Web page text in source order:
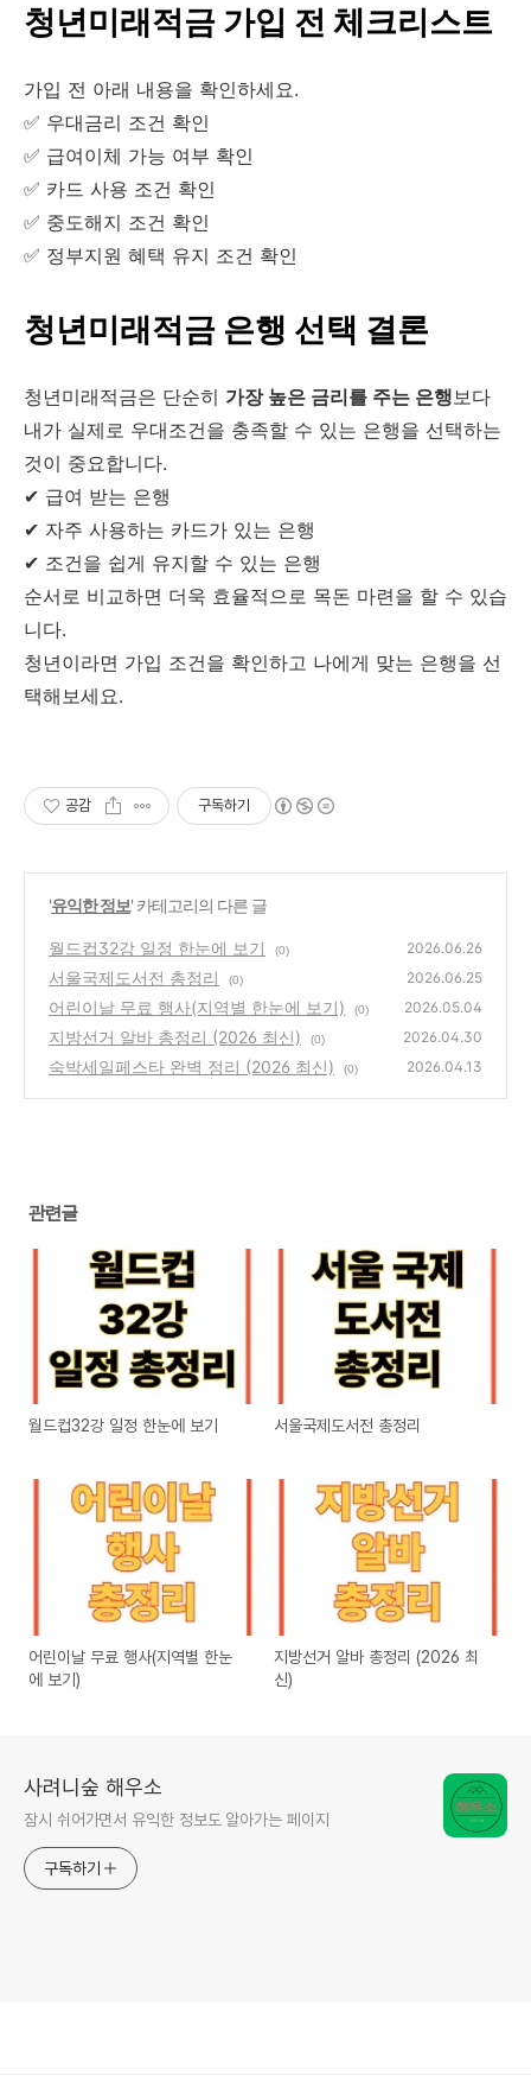
청년미래적금 가입 전 체크리스트
가입 전 아래 내용을 확인하세요.
✅ 우대금리 조건 확인
✅ 급여이체 가능 여부 확인
✅ 카드 사용 조건 확인
✅ 중도해지 조건 확인
✅ 정부지원 혜택 유지 조건 확인
청년미래적금 은행 선택 결론
청년미래적금은 단순히 가장 높은 금리를 주는 은행 보다
내가 실제로 우대조건을 충족할 수 있는 은행을 선택하는
것이 중요합니다.
✔ 급여 받는 은행
✔ 자주 사용하는 카드가 있는 은행
✔ 조건을 쉽게 유지할 수 있는 은행
순서로 비교하면 더욱 효율적으로 목돈 마련을 할 수 있습
니다.
청년이라면 가입 조건을 확인하고 나에게 맞는 은행을 선
택해보세요.
공감 구독하기
'유익한 정보' 카테고리의 다른 글
월드컵32강 일정 한눈에 보기 (0) 2026.06.26
서울국제도서전 총정리 (0) 2026.06.25
어린이날 무료 행사(지역별 한눈에 보기) (0) 2026.05.04
지방선거 알바 총정리 (2026 최신) (0) 2026.04.30
숙박세일페스타 완벽 정리 (2026 최신) (0) 2026.04.13
관련글
월드컵32강 일정 한눈에 보기 서울국제도서전 총정리
어린이날 무료 행사(지역별 한눈
에 보기)
지방선거 알바 총정리 (2026 최
신)
사려니숲 해우소
잠시 쉬어가면서 유익한 정보도 알아가는 페이지
구독하기